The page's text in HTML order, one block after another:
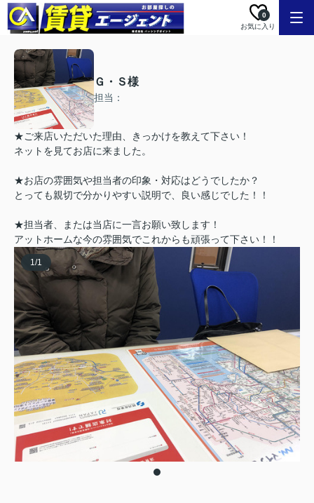
お気に入り
0
Ｇ・Ｓ様
担当：
★ご来店いただいた理由、きっかけを教えて下さい！
ネットを見てお店に来ました。
★お店の雰囲気や担当者の印象・対応はどうでしたか？
とっても親切で分かりやすい説明で、良い感じでした！！
★担当者、または当店に一言お願い致します！
アットホームな今の雰囲気でこれからも頑張って下さい！！
1/1